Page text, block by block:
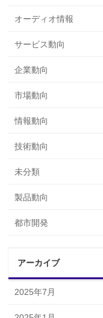
オーディオ情報
サービス動向
企業動向
市場動向
情報動向
技術動向
未分類
製品動向
都市開発
アーカイブ
2025年7月